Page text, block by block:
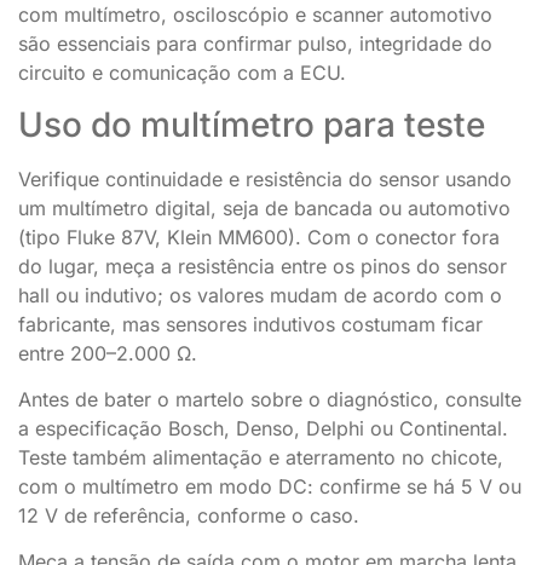
com multímetro, osciloscópio e scanner automotivo
são essenciais para confirmar pulso, integridade do
circuito e comunicação com a ECU.
Uso do multímetro para teste
Verifique continuidade e resistência do sensor usando
um multímetro digital, seja de bancada ou automotivo
(tipo Fluke 87V, Klein MM600). Com o conector fora
do lugar, meça a resistência entre os pinos do sensor
hall ou indutivo; os valores mudam de acordo com o
fabricante, mas sensores indutivos costumam ficar
entre 200–2.000 Ω.
Antes de bater o martelo sobre o diagnóstico, consulte
a especificação Bosch, Denso, Delphi ou Continental.
Teste também alimentação e aterramento no chicote,
com o multímetro em modo DC: confirme se há 5 V ou
12 V de referência, conforme o caso.